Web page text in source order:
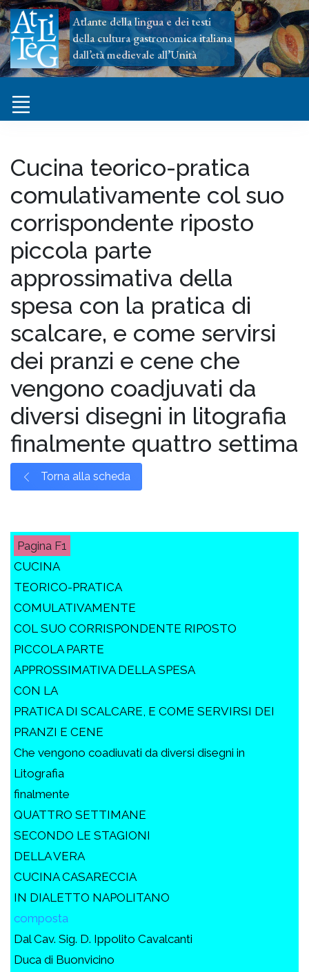
Atlante della lingua e dei testi
della cultura gastronomica italiana
dall’età medievale all’Unità
Cucina teorico-pratica
comulativamente col suo
corrispondente riposto
piccola parte
approssimativa della
spesa con la pratica di
scalcare, e come servirsi
dei pranzi e cene che
vengono coadjuvati da
diversi disegni in litografia
finalmente quattro settima
Torna alla scheda
F1
CUCINA
TEORICO-PRATICA
COMULATIVAMENTE
COL SUO CORRISPONDENTE RIPOSTO
PICCOLA PARTE
APPROSSIMATIVA DELLA SPESA
CON LA
PRATICA DI SCALCARE, E COME SERVIRSI DEI
PRANZI E CENE
Che vengono coadiuvati da diversi disegni in
Litografia
finalmente
QUATTRO SETTIMANE
SECONDO LE STAGIONI
DELLA VERA
CUCINA CASARECCIA
IN DIALETTO NAPOLITANO
composta
Dal Cav. Sig. D. Ippolito Cavalcanti
Duca di Buonvicino